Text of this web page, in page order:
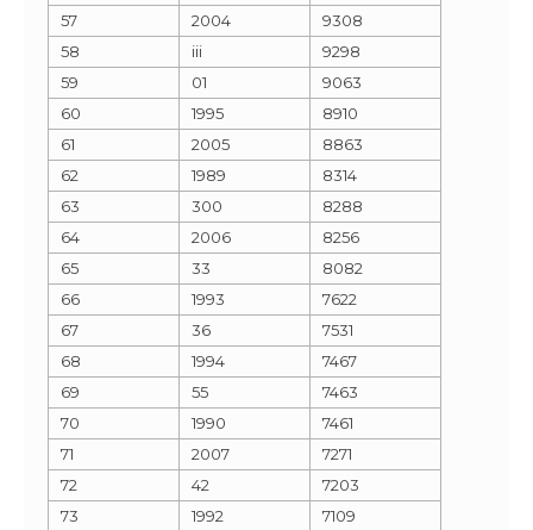
57
2004
9308
58
iii
9298
59
01
9063
60
1995
8910
61
2005
8863
62
1989
8314
63
300
8288
64
2006
8256
65
33
8082
66
1993
7622
67
36
7531
68
1994
7467
69
55
7463
70
1990
7461
71
2007
7271
72
42
7203
73
1992
7109